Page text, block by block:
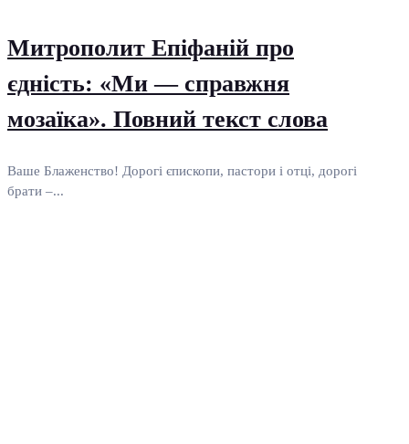
Митрополит Епіфаній про
єдність: «Ми — справжня
мозаїка». Повний текст слова
Ваше Блаженство! Дорогі єпископи, пастори і отці, дорогі
брати –...